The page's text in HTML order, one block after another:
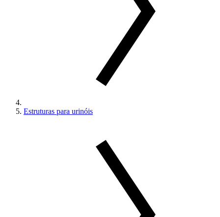
Estruturas para urinóis